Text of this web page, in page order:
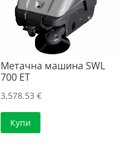
Метачна машина SWL
700 ET
3,578.53€
Купи